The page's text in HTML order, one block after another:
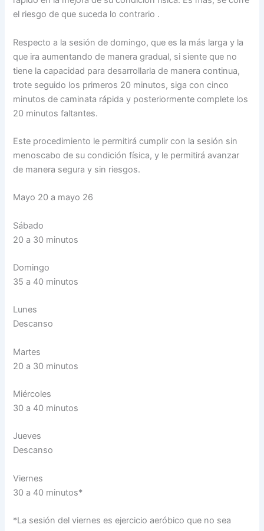
el riesgo de que suceda lo contrario .
Respecto a la sesión de domingo, que es la más larga y la
que ira aumentando de manera gradual, si siente que no
tiene la capacidad para desarrollarla de manera continua,
trote seguido los primeros 20 minutos, siga con cinco
minutos de caminata rápida y posteriormente complete los
20 minutos faltantes.
Este procedimiento le permitirá cumplir con la sesión sin
menoscabo de su condición física, y le permitirá avanzar
de manera segura y sin riesgos.
Mayo 20 a mayo 26
Sábado
20 a 30 minutos
Domingo
35 a 40 minutos
Lunes
Descanso
Martes
20 a 30 minutos
Miércoles
30 a 40 minutos
Jueves
Descanso
Viernes
30 a 40 minutos*
*La sesión del viernes es ejercicio aeróbico que no sea